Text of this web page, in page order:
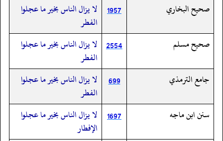
صحيح البخاري
1957
لا يزال الناس بخير ما عجلوا
الفطر
صحيح مسلم
2554 لا يزال الناس بخير ما عجلوا
الفطر
جامع الترمذي
699
لا يزال الناس بخير ما عجلوا
الفطر
سنن ابن ماجه
1697
لا يزال الناس بخير ما عجلوا
الإفطار